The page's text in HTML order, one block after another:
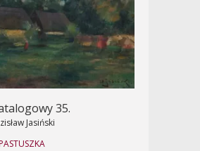
35.
Jasiński
PASTUSZKA